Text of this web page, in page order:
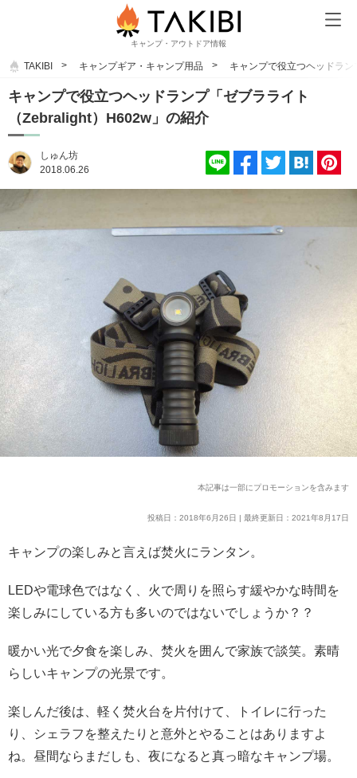
キャンプ・アウトドア情報
TAKIBI キャンプギア・キャンプ用品 キャンプで役立つヘッドラ
キャンプで役立つヘッドランプ「ゼブラライト
（Zebralight）H602w」の紹介
しゅん坊
2018.06.26
本記事は一部にプロモーションを含みます
投稿日：2018年6月26日 | 最終更新日：2021年8月17日
キャンプの楽しみと言えば焚火にランタン。
LEDや電球色ではなく、火で周りを照らす緩やかな時間を
楽しみにしている方も多いのではないでしょうか？？
暖かい光で夕食を楽しみ、焚火を囲んで家族で談笑。素晴
らしいキャンプの光景です。
楽しんだ後は、軽く焚火台を片付けて、トイレに行った
り、シェラフを整えたりと意外とやることはありますよ
ね。 昼間ならまだしも、夜になると真っ暗なキャンプ場。